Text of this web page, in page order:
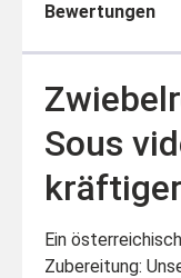
Bewertungen
Sous
Ein
Zubereitung: